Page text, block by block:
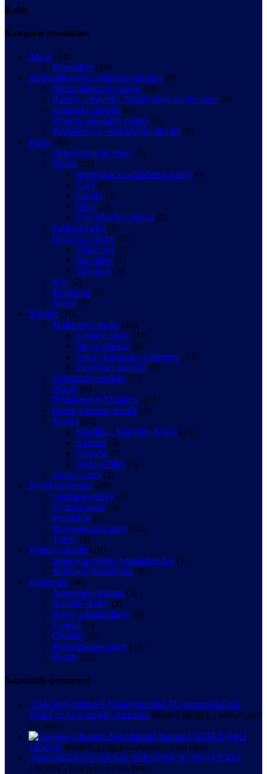
Košík
Kategórie produktov
Akcia (14)
Bestsellery (10)
Akumulátorové a elektrické náradie (0)
Akumulátorové náradie (0)
Batérie, nabíjačky, Skladovanie a vybavenie (0)
Elektrické náradie (0)
Plynom poháňaný systém (0)
Príslušenstvo elektrického náradia (0)
Farby (46)
Dekoratívne techniky (5)
Drevo (11)
Impregnácie a Základne nátery (3)
Laky (2)
Lazúry (4)
Oleje (2)
Zosvetĺovácia lazúra (0)
Fasádne farby (5)
Interiérové farby (11)
Disperzné (7)
Špeciálne (1)
Vinylové (3)
Kov (2)
Penetrácie (5)
Spreje (7)
Náradie (76)
Maliarske náradie (40)
Lepiace pásky (11)
Štetce a štetky (8)
Valce, Teleskopy a Strmene (14)
Zakrývací materiál (7)
Ochranné pomôcky (7)
Pištole (3)
Príslušenstvo Maliarov (11)
Rezné a brúsne kotúče (5)
Stavba (23)
Hladítka , Špachtle , lyžice (10)
Kladivá (3)
Meradlá (5)
Nože a Pílky (5)
Vrtáky a bity (1)
Stavebná chémia (28)
Chemické kotvy (2)
Hydroizolácie (3)
Penetrácie (4)
Polyuretanové peny (14)
Tmely (5)
Wagner náradie (10)
Striekacie pištole a prislušenstvo (7)
Striekacie Zariadenia (3)
Zateplenie (48)
Armovacia tkanina (3)
Izolačné dosky (2)
Kotvy a Hmoždinky (9)
Lepidlá (3)
Omietky (5)
Polyuretanové peny (14)
Profily (12)
Naposledy prezerané
!!Akciový baliček!! Nízkoexpanzná PU pena pištoľová
750ml 12 ks + náradie Zadarmo 80,40€ 68,40 € s DPH (57,00 €
bez DPH)
Sklovláknitá tkanina LIFITEX PRO
145g/m2 40,00€ 35,00 € s DPH (29,17 € bez DPH)
WAGNER UNIVERSAL SPRAYER W 590 FLEXIO
179,99 € s DPH (149,99 € bez DPH)